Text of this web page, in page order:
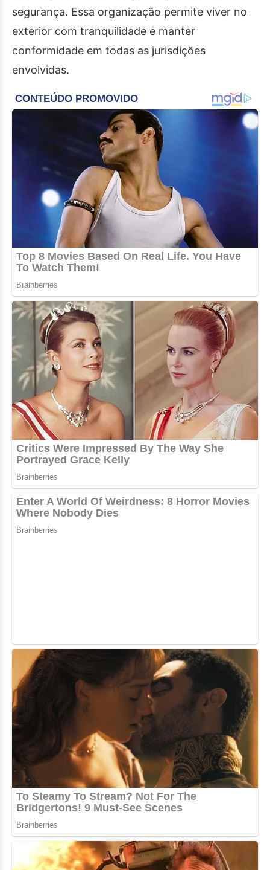
segurança. Essa organização permite viver no
exterior com tranquilidade e manter
conformidade em todas as jurisdições
envolvidas.